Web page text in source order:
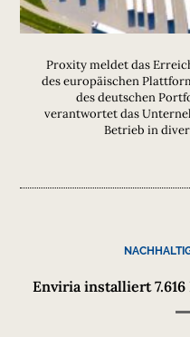
Proxity meldet das
des europäischen
des deutschen
verantwortet das
Betrieb in
Enviria installiert